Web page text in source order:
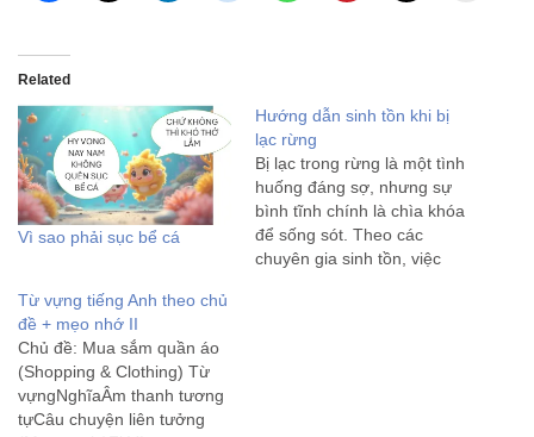
Related
Vì sao phải sục bể cá
Hướng dẫn sinh tồn khi bị
lạc rừng
Bị lạc trong rừng là một tình
huống đáng sợ, nhưng sự
bình tĩnh chính là chìa khóa
để sống sót. Theo các
chuyên gia sinh tồn, việc
Từ vựng tiếng Anh theo chủ
đề + mẹo nhớ II
Chủ đề: Mua sắm quần áo
(Shopping & Clothing) Từ
vựngNghĩaÂm thanh tương
tựCâu chuyện liên tưởng